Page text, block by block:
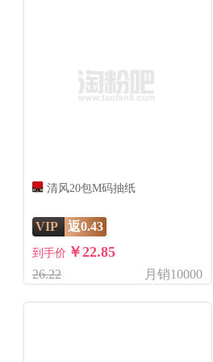
清风20包M码抽纸
VIP 返0.43
到手价 ￥22.85
26.22 月销10000